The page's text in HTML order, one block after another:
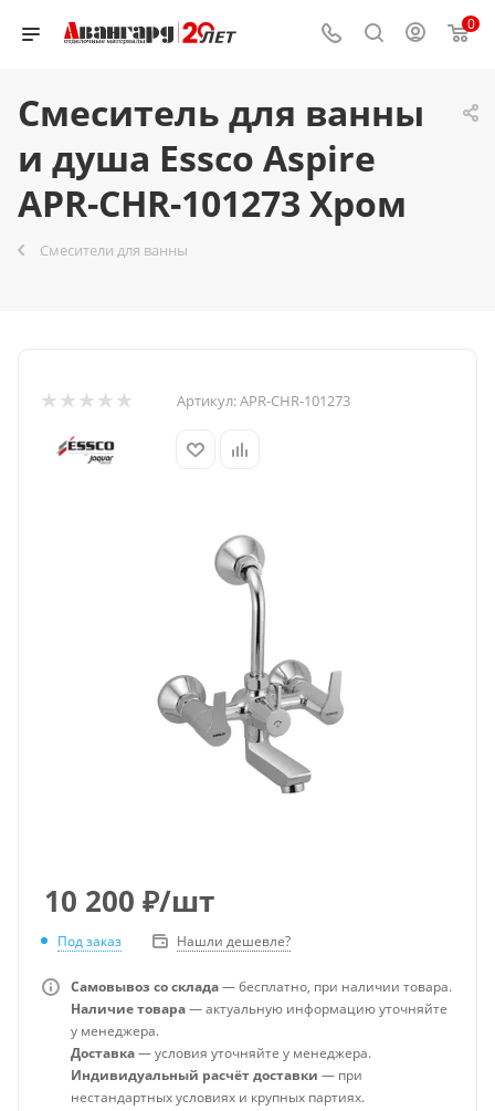
0
Смеситель для ванны
и душа Essco Aspire
APR-CHR-101273 Хром
Смесители для ванны
Артикул:APR-CHR-101273
10 200 ₽/шт
Под заказ Нашли дешевле?
Самовывоз со склада— бесплатно, при наличии товара.
Наличие товара— актуальную информацию уточняйте
у менеджера.
Доставка— условия уточняйте у менеджера.
Индивидуальный расчёт доставки — при
нестандартных условиях и крупных партиях.